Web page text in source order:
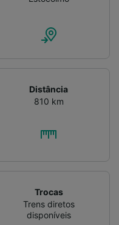
Distância
810 km
Trocas
Trens diretos
disponíveis